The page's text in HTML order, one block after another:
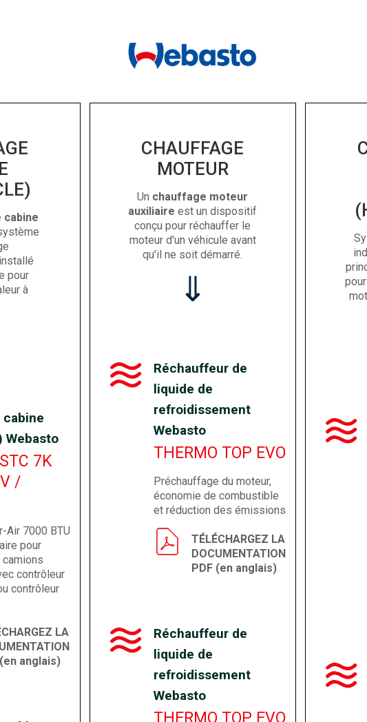
cabine
pour
à
cabine
Webasto
7K
/
Air 7000 BTU
pour
contrôleur
contrôleur
LA
(en anglais)
CHAUFFAGE
MOTEUR
Un chauffage moteur
auxiliaire est un dispositif
conçu pour réchauffer le
moteur d'un véhicule avant
qu'il ne soit démarré.
⇓
Réchauffeur de
liquide de
refroidissement
Webasto
THERMO TOP EVO
Préchauffage du moteur,
économie de combustible
et réduction des émissions
TÉLÉCHARGEZ LA
DOCUMENTATION
PDF (en anglais)
Réchauffeur de
liquide de
refroidissement
Webasto